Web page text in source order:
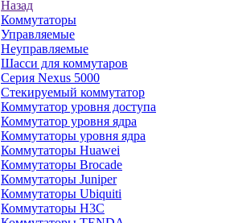
Назад
Коммутаторы
Управляемые
Неуправляемые
Шасси для коммутаров
Серия Nexus 5000
Стекируемый коммутатор
Коммутатор уровня доступа
Коммутатор уровня ядра
Коммутаторы уровня ядра
Коммутаторы Huawei
Коммутаторы Brocade
Коммутаторы Juniper
Коммутаторы Ubiquiti
Коммутаторы H3C